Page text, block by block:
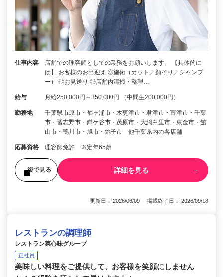
仕事内容
店舗での理容師としての業務をお願いします。 【具体的に
は】 お客様のお出迎え ◎施術（カット／顔そり／シャンプ
ー） ◎お見送り ◎店舗内清掃・整理…
給与 月給250,000円～350,000円 （中間生200,000円）
勤務地
千葉県市原市・袖ヶ浦市・木更津市・君津市・富津市・千葉
市・習志野市・鎌ケ谷市・茂原市・大網白里市・東金市・館
山市・鴨川市・旭市・銚子市 他千葉県内の各店舗
応募資格 理容師免許 ※定年65歳
後で見る 詳細を見る
更新日： 2026/06/09 掲載終了日： 2026/09/18
レストランの調理師
レストラン菜心味グループ
正社員
美味しい料理をご提供して、お客様を笑顔にしません